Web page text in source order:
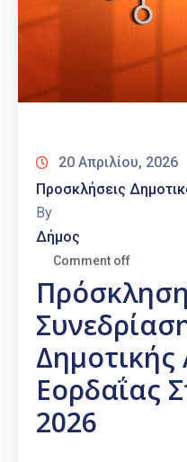
20 Απριλίου, 2026
Προσκλήσεις
By
Δήμος
Comment off
Πρόσκληση
Δημοτικής
Εορδαΐας
2026